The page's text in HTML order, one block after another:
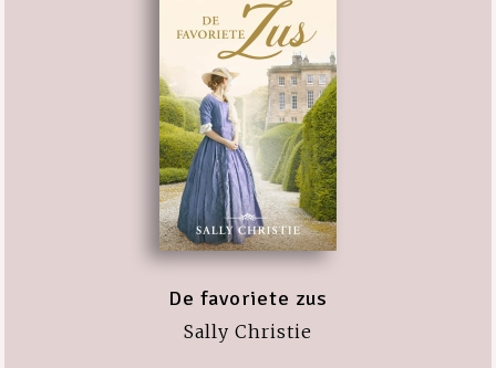
De favoriete zus
Sally Christie